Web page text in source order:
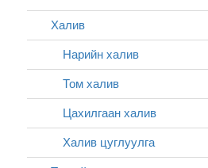
Халив
Нарийн халив
Том халив
Цахилгаан халив
Халив цуглуулга